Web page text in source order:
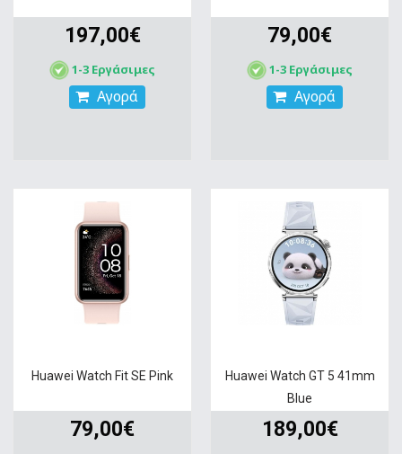
197,00€
1-3 Εργάσιμες
Αγορά
79,00€
1-3 Εργάσιμες
Αγορά
Huawei Watch Fit SE Pink
79,00€
Huawei Watch GT 5 41mm
Blue
189,00€